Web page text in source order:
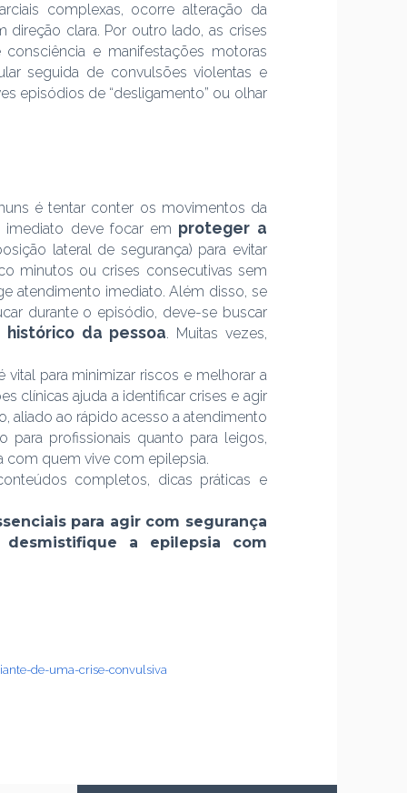
complexas, ocorre alteração da
clara. Por outro lado, as crises
e manifestações motoras
seguida de convulsões violentas e
episódios de “desligamento” ou olhar
é tentar conter os movimentos da
deve focar em proteger a
lateral de segurança) para evitar
minutos ou crises consecutivas sem
atendimento imediato. Além disso, se
durante o episódio, deve-se buscar
da pessoa. Muitas vezes,
vital para minimizar riscos e melhorar a
clínicas ajuda a identificar crises e agir
aliado ao rápido acesso a atendimento
profissionais quanto para leigos,
com quem vive com epilepsia.
completos, dicas práticas e
para agir com segurança
a epilepsia com
de-uma-crise-convulsiva